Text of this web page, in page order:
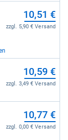
10,51 €
zzgl. 5,90 € Versand
12,39 €
zzgl. 0,00 € Versand
13,35 €
zzgl. 0,00 € Versand
10,59 €
zzgl. 3,49 € Versand
10,77 €
zzgl. 0,00 € Versand